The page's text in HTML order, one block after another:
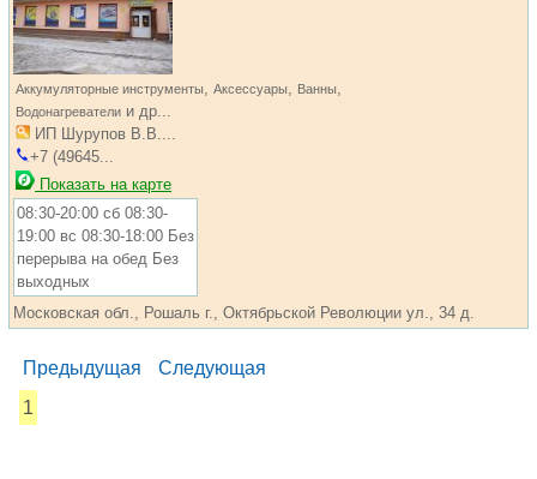
Аккумуляторные инструменты, Аксессуары, Ванны,
Водонагреватели и др...
ИП Шурупов В.В....
+7 (49645...
Показать на карте
08:30-20:00 сб 08:30-
19:00 вс 08:30-18:00 Без
перерыва на обед Без
выходных
Московская обл., Рошаль г., Октябрьской Революции ул., 34 д.
Предыдущая
Следующая
1